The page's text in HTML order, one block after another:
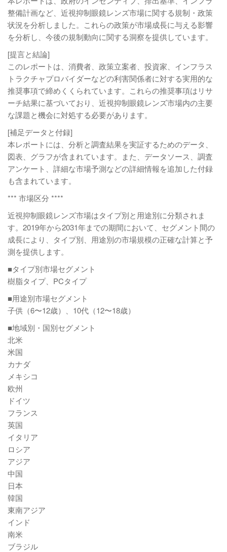
整備計画など、近視抑制眼鏡レンズ市場に関する規制・政策
状況を分析しました。これらの政策が市場成長に与える影響
を分析し、今後の規制動向に関する洞察を提供しています。
[提言と結論]
このレポートは、消費者、政策立案者、投資家、インフラス
トラクチャプロバイダーなどの利害関係者に対する実用的な
推奨事項で締めくくられています。これらの推奨事項はリサ
ーチ結果に基づいており、近視抑制眼鏡レンズ市場内の主要
な課題と機会に対処する必要があります。
[補足データと付録]
本レポートには、分析と調査結果を実証するためのデータ、
図表、グラフが含まれています。また、データソース、調査
アンケート、詳細な市場予測などの詳細情報を追加した付録
も含まれています。
*** 市場区分 ****
近視抑制眼鏡レンズ市場はタイプ別と用途別に分類されま
す。2019年から2031年までの期間において、セグメント間の
成長により、タイプ別、用途別の市場規模の正確な計算と予
測を提供します。
■タイプ別市場セグメント
樹脂タイプ、PCタイプ
■用途別市場セグメント
子供（6〜12歳）、10代（12〜18歳）
■地域別・国別セグメント
北米
米国
カナダ
メキシコ
欧州
ドイツ
フランス
英国
イタリア
ロシア
アジア
中国
日本
韓国
東南アジア
インド
南米
ブラジル